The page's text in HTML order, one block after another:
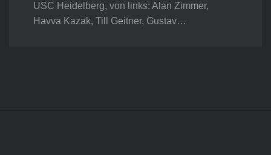
USC Heidelberg, von links: Alan Zimmer,
Havva Kazak, Till Geitner, Gustav…